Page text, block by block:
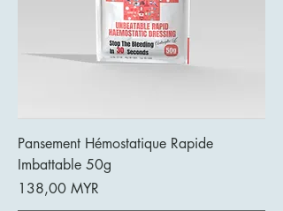
Pansement Hémostatique Rapide
Imbattable 50g
Prix
138,00 MYR